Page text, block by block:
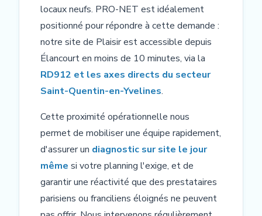
locaux neufs. PRO-NET est idéalement
positionné pour répondre à cette demande :
notre site de Plaisir est accessible depuis
Élancourt en moins de 10 minutes, via la
RD912 et les axes directs du secteur
Saint-Quentin-en-Yvelines.
Cette proximité opérationnelle nous
permet de mobiliser une équipe rapidement,
d'assurer un diagnostic sur site le jour
même si votre planning l'exige, et de
garantir une réactivité que des prestataires
parisiens ou franciliens éloignés ne peuvent